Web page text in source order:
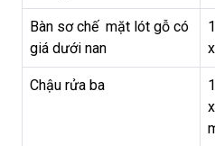
Bàn sơ chế mặt lót gỗ có
giá dưới nan
Chậu rửa ba